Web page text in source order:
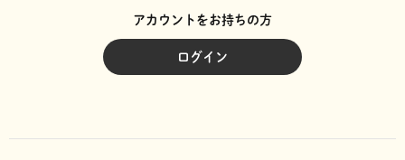
アカウントをお持ちの方
ログイン